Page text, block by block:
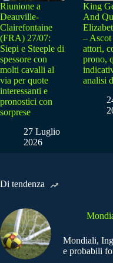
Riunione a
Deauville-
Clairefontaine
(FRA) 27/07:
Siepi e Steeple di
spessore con
molti cavalli al
via per quote
interessanti e
pronostici con
sorprese
27 Luglio
2026
King
And
–
attori,
prono,
analisi
Di tendenza
Mondiali,
e probabili